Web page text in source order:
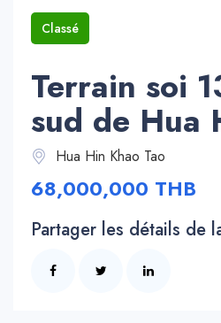
Classé
Terrain soi
sud de Hua
Hua Hin Khao Tao
68,000,000 THB
Partager les détails de